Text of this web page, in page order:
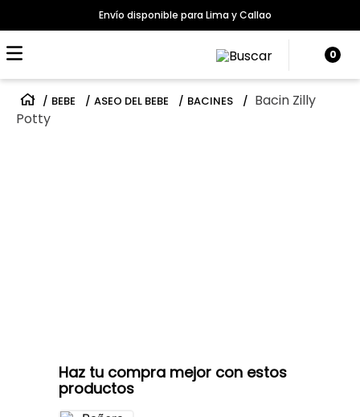
Envío disponible para Lima y Callao
0
BEBE ASEO DEL BEBE BACINES
Bacin Zilly
Potty
Haz tu compra mejor con estos
productos